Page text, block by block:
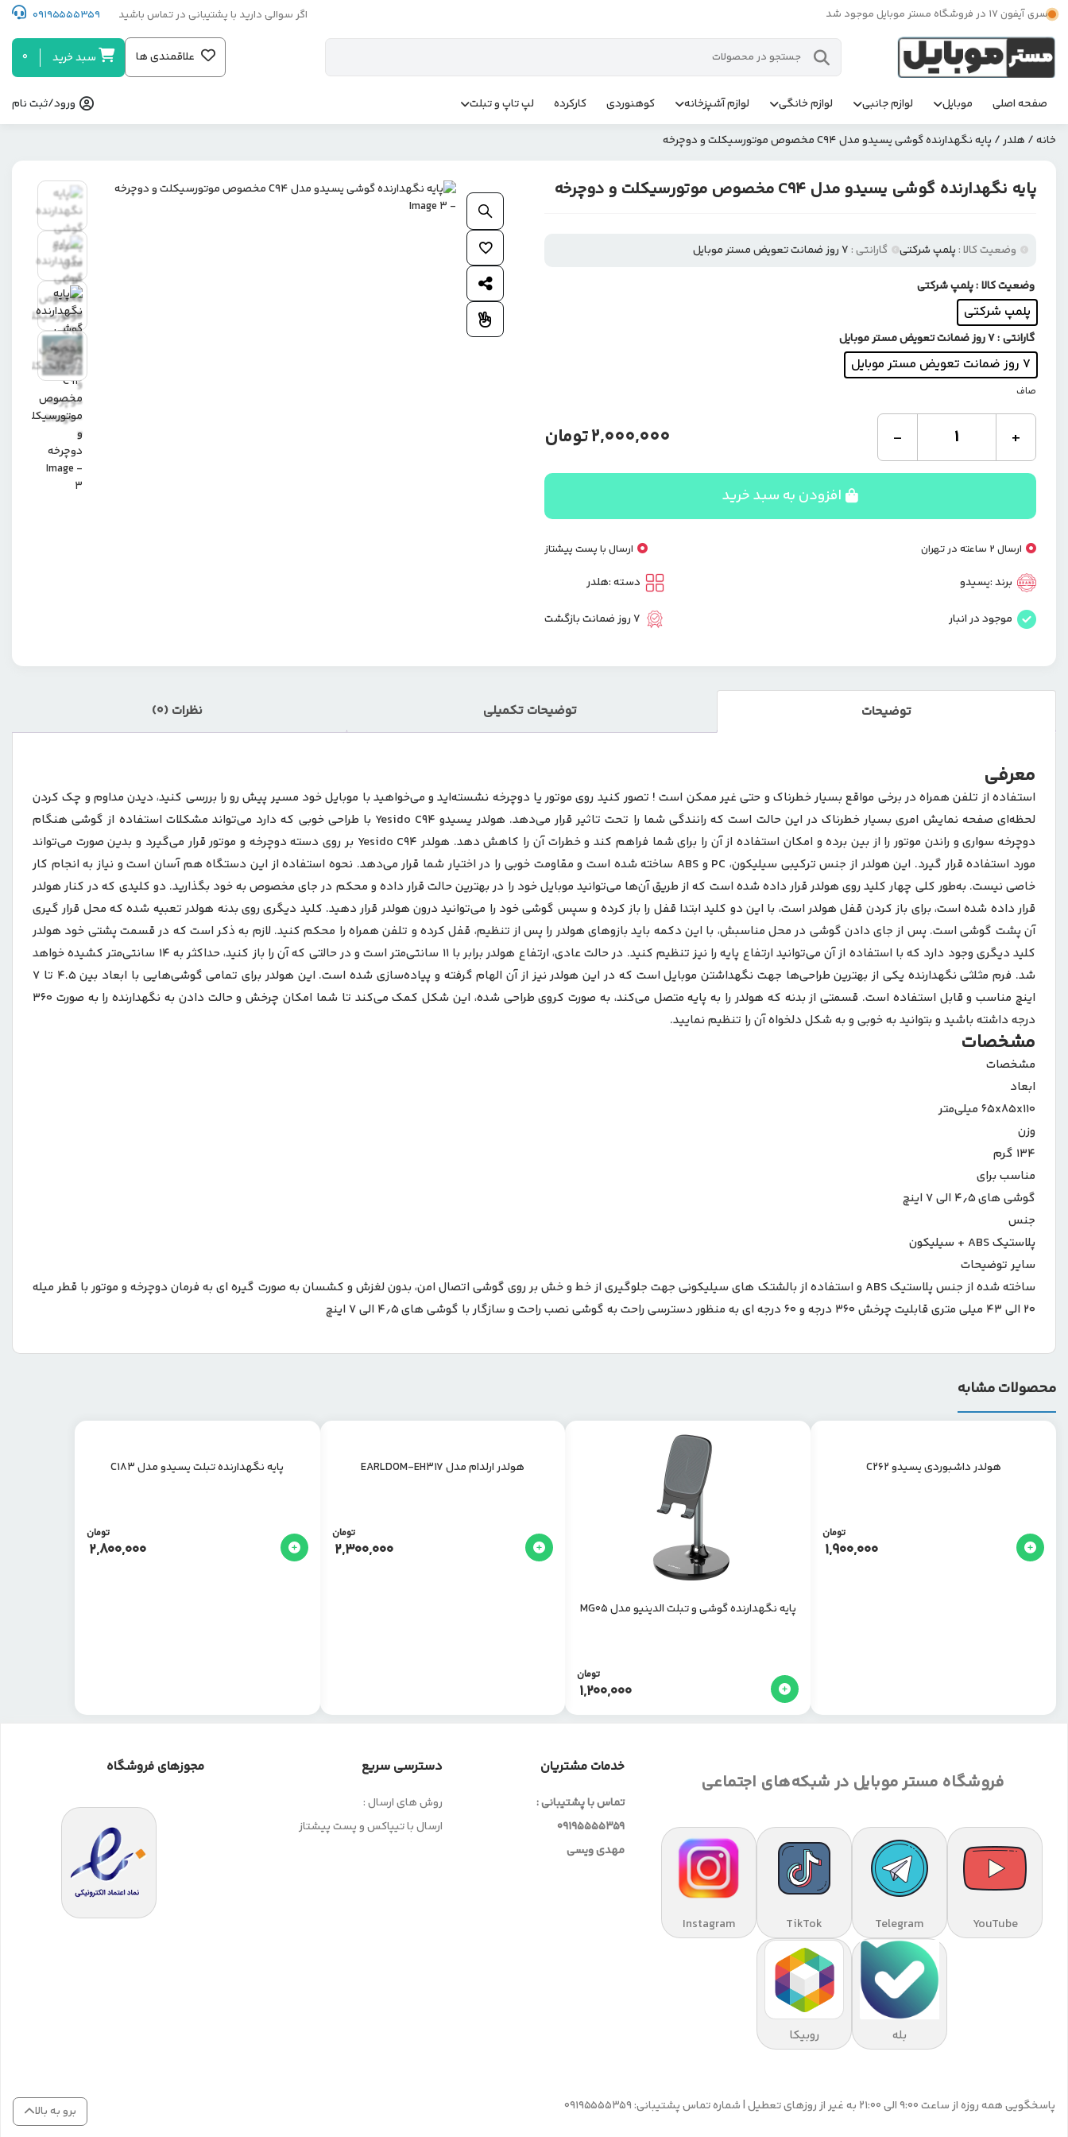
سری آیفون 17 در فروشگاه مستر موبایل موجود شد اگر سوالی دارید با پشتیبانی در تماس باشید 09195555359
علاقمندی ها سبد خرید 0
صفحه اصلی موبایل لوازم جانبی لوازم خانگی لوازم آشپزخانه کوهنوردی کارکرده لپ تاپ و تبلت ورود/ثبت نام
خانه/ هلدر/ پایه نگهدارنده گوشی یسیدو مدل C94 مخصوص موتورسیکلت و دوچرخه
پایه نگهدارنده گوشی یسیدو مدل C94 مخصوص موتورسیکلت و دوچرخه
وضعیت کالا : پلمپ شرکتی گارانتی : ۷ روز ضمانت تعویض مستر موبایل
وضعیت کالا: پلمپ شرکتی
پلمپ شرکتی
گارانتی: ۷ روز ضمانت تعویض مستر موبایل
۷ روز ضمانت تعویض مستر موبایل
صاف
+
پایه
نگهدارنده
گوشی
یسیدو
C94
موتورسیکلت
دوچرخه
عدد
-
2,000,000تومان
افزودن به سبد خرید
ارسال 2 ساعته در تهران ارسال با پست پیشتاز
برند :یسیدو
موجود در انبار
دسته :هلدر
7 روز ضمانت بازگشت
بزرگنمایی محصول
توضیحات توضیحات تکمیلی نظرات (0)
معرفی
استفاده از تلفن همراه در برخی مواقع بسیار خطرناک و حتی غیر ممکن است ! تصور کنید روی موتور یا دوچرخه نشسته‌اید و می‌خواهید با موبایل خود مسیر پیش رو را بررسی کنید، دیدن مداوم و چک کردن
لحظه‌ای صفحه نمایش امری بسیار خطرناک در این حالت است که رانندگی شما را تحت تاثیر قرار می‌دهد. هولدر یسیدو Yesido C94 با طراحی خوبی که دارد می‌تواند مشکلات استفاده از گوشی هنگام
دوچرخه سواری و راندن موتور را از بین برده و امکان استفاده از آن را برای شما فراهم کند و خطرات آن را کاهش دهد. هولدر Yesido C94 بر روی دسته دوچرخه و موتور قرار می‌گیرد و بدین صورت می‌تواند
مورد استفاده قرار گیرد. این هولدر از جنس ترکیبی سیلیکون، PC و ABS ساخته شده است و مقاومت خوبی را در اختیار شما قرار می‌دهد. نحوه استفاده از این دستگاه هم آسان است و نیاز به انجام کار
خاصی نیست. به‌طور کلی چهار کلید روی هولدر قرار داده شده است که از طریق آن‌ها می‌توانید موبایل خود را در بهترین حالت قرار داده و محکم در جای مخصوص به خود بگذارید. دو کلیدی که در کنار هولدر
قرار داده شده است، برای باز کردن قفل هولدر است، با این دو کلید ابتدا قفل را باز کرده و سپس گوشی خود را می‌توانید درون هولدر قرار دهید. کلید دیگری روی بدنه هولدر تعبیه شده که محل قرار گیری
آن پشت گوشی است. پس از جای دادن گوشی در محل مناسبش، با این دکمه باید بازوهای هولدر را پس از تنظیم، قفل کرده و تلفن همراه را محکم کنید. لازم به ذکر است که در قسمت پشتی خود هولدر
کلید دیگری وجود دارد که با استفاده از آن می‌توانید ارتفاع پایه را نیز تنظیم کنید. در حالت عادی، ارتفاع هولدر برابر با 11 سانتی‌متر است و در حالتی که آن را باز کنید، حداکثر به 14 سانتی‌متر کشیده خواهد
شد. فرم مثلثی نگهدارنده یکی از بهترین طراحی‌ها جهت نگهداشتن موبایل است که در این هولدر نیز از آن الهام گرفته و پیاده‌سازی شده است. این هولدر برای تمامی گوشی‌هایی با ابعاد بین 4.5 تا 7
اینچ مناسب و قابل استفاده است. قسمتی از بدنه که هولدر را به پایه متصل می‌کند، به صورت کروی طراحی شده، این شکل کمک می‌کند تا شما امکان چرخش و حالت دادن به نگهدارنده را به صورت 360
درجه داشته باشید و بتوانید به خوبی و به شکل دلخواه آن را تنظیم نمایید.
مشخصات
مشخصات
ابعاد
۶۵x۸۵x۱۱۰ میلی‌متر
وزن
۱۳۴ گرم
مناسب برای
گوشی های ۴٫۵ الی ۷ اینچ
جنس
پلاستیک ABS + سیلیکون
سایر توضیحات
ساخته شده از جنس پلاستیک ABS و استفاده از بالشتک های سیلیکونی جهت جلوگیری از خط و خش بر روی گوشی اتصال امن، بدون لغزش و کشسان به صورت گیره ای به فرمان دوچرخه و موتور با قطر میله
۲۰ الی ۴۳ میلی متری قابلیت چرخش ۳۶۰ درجه و ۶۰ درجه ای به منظور دسترسی راحت به گوشی نصب راحت و سازگار با گوشی های ۴٫۵ الی ۷ اینچ
محصولات مشابه
هولدر داشبوردی یسیدو C262
1,900,000
تومان
پایه نگهدارنده گوشی و تبلت الدینیو مدل MG05
1,200,000
تومان
هولدر ارلدام مدل EARLDOM-EH317
2,300,000
تومان
پایه نگهدارنده تبلت یسیدو مدل C183
2,800,000
تومان
فروشگاه مستر موبایل در شبکه‌های اجتماعی
YouTube
Telegram
TikTok
Instagram
بله روبیکا
خدمات مشتریان
تماس با پشتیبانی :
09195555359
مهدی ویسی
دسترسی سریع
روش های ارسال :
ارسال با تیپاکس و پست پیشتاز
مجوزهای فروشگاه
پاسخگویی همه روزه از ساعت 9:00 الی 21:00 به غیر از روزهای تعطیل | شماره تماس پشتیبانی: 09195555359 برو به بالا